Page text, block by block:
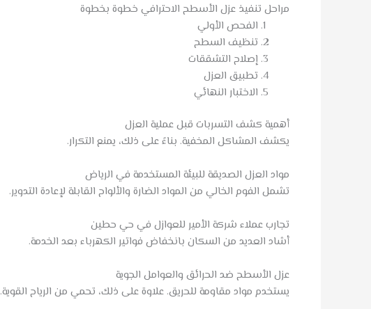
مراحل تنفيذ عزل الأسطح الاحترافي خطوة بخطوة
الفحص الأولي
تنظيف السطح
إصلاح التشققات
تطبيق العزل
الاختبار النهائي
أهمية كشف التسربات قبل عملية العزل
يكشف المشاكل المخفية. بناءً على ذلك، يمنع التكرار.
مواد العزل الصديقة للبيئة المستخدمة في الرياض
تشمل الفوم الخالي من المواد الضارة والألواح القابلة لإعادة التدوير.
تجارب عملاء شركة الأمير للعوازل في حي حطين
أشاد العديد من السكان بانخفاض فواتير الكهرباء بعد الخدمة.
عزل الأسطح ضد الحرائق والعوامل الجوية
يستخدم مواد مقاومة للحريق. علاوة على ذلك، تحمي من الرياح القوية.